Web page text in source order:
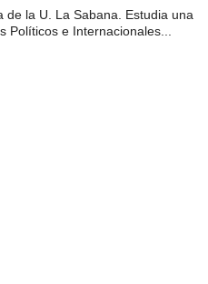
de la U. La Sabana. Estudia una
Políticos e Internacionales